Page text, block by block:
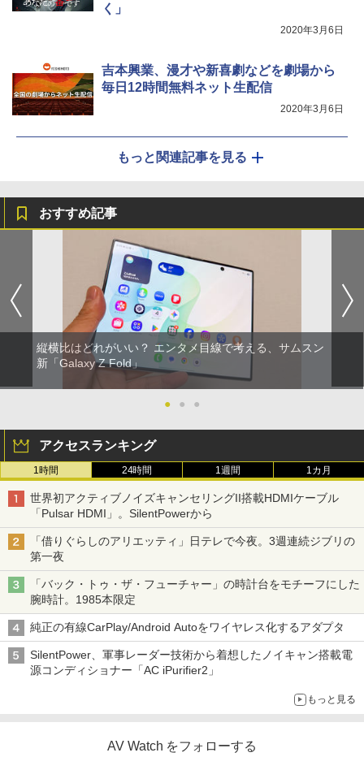
く」
2020年3月6日
吉本興業、漫才や新喜劇などを劇場から
毎日12時間無料ネット生配信
2020年3月6日
もっと関連記事を見る
おすすめ記事
縦横比はどれがいい？ エンタメ目線で考える、サムスン
新「Galaxy Z Fold」
● ● ●
アクセスランキング
1時間 24時間 1週間 1カ月
世界初アクティブノイズキャンセリングII搭載HDMIケーブル
「Pulsar HDMI」。SilentPowerから
「借りぐらしのアリエッティ」日テレで今夜。3週連続ジブリの
第一夜
「バック・トゥ・ザ・フューチャー」の時計台をモチーフにした
腕時計。1985本限定
純正の有線CarPlay/Android Autoをワイヤレス化するアダプタ
SilentPower、軍事レーダー技術から着想したノイキャン搭載電
源コンディショナー「AC iPurifier2」
もっと見る
AV Watch をフォローする